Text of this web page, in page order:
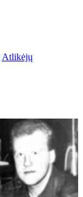
Atlikėjų